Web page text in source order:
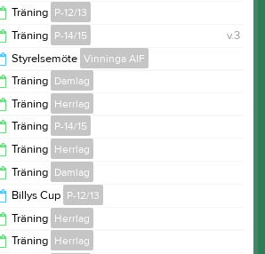
Träning P-12/13
v.3
Träning P-14/15
Styrelsemöte Vinninga AIF
Träning Damlag
Träning Herrlag
Träning P-14/15
Träning Herrlag
Träning Damlag
Billys Cup P-12/13
Träning Herrlag
Träning Herrlag